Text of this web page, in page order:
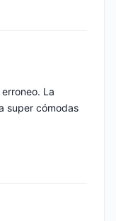
La
super cómodas